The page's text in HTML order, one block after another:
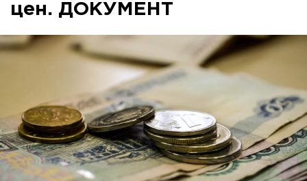
цен. ДОКУМЕНТ